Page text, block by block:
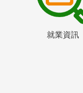
就業資訊